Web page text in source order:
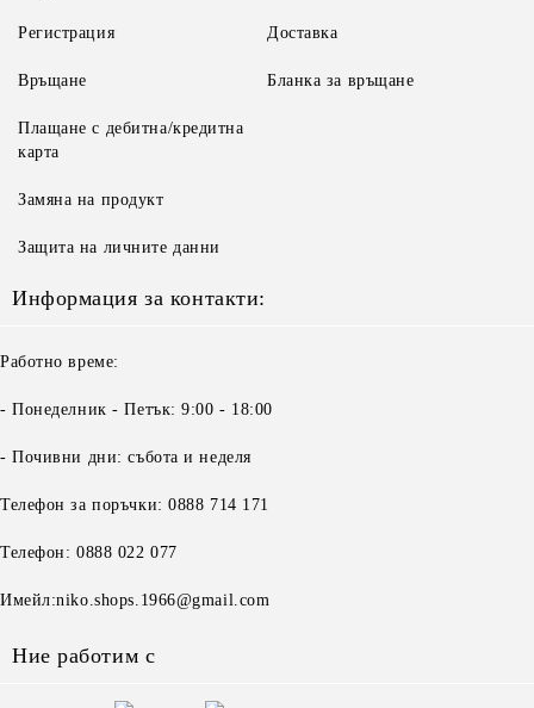
Регистрация Доставка
Връщане
Плащане с дебитна/кредитна
карта
Замяна на продукт
Защита на личните данни
Бланка за връщане
Информация за контакти:
Работно време:
- Понеделник - Петък: 9:00 - 18:00
- Почивни дни: събота и неделя
Телефон за поръчки: 0888 714 171
Телефон: 0888 022 077
Имейл:niko.shops.1966@gmail.com
Ние работим с